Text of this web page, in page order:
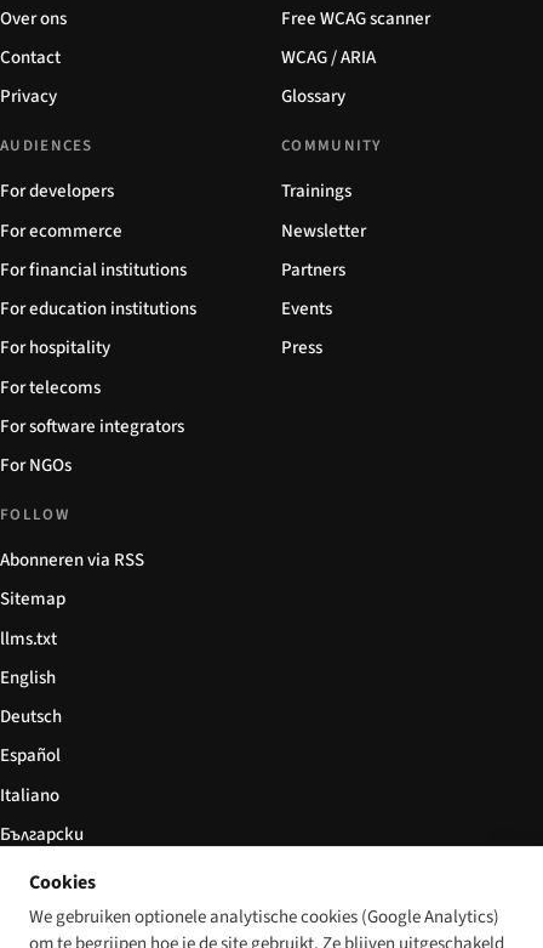
Over ons
Contact
Privacy
Free WCAG scanner
WCAG / ARIA
Glossary
AUDIENCES
For developers
For ecommerce
For financial institutions
For education institutions
For hospitality
For telecoms
For software integrators
For NGOs
COMMUNITY
Trainings
Newsletter
Partners
Events
Press
FOLLOW
Abonneren via RSS
Sitemap
llms.txt
English
Deutsch
Español
Italiano
Български
简体中文
Cookies
We gebruiken optionele analytische cookies (Google Analytics)